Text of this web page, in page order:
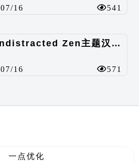
07/16 541
Undistracted Zen主题汉化包
07/16 571
一点优化